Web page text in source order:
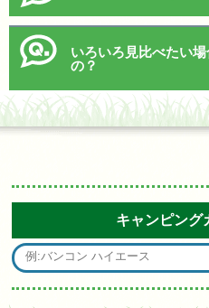
いろいろ見比べたい
の？
キャンピング